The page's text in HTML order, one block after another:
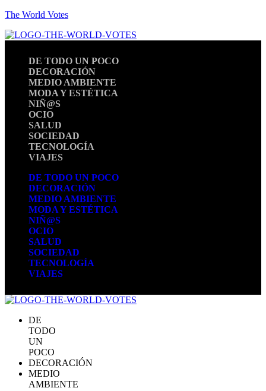
The World Votes
DE TODO UN POCO
DECORACIÓN
MEDIO AMBIENTE
MODA Y ESTÉTICA
NIÑ@S
OCIO
SALUD
SOCIEDAD
TECNOLOGÍA
VIAJES
DE TODO UN POCO
DECORACIÓN
MEDIO AMBIENTE
MODA Y ESTÉTICA
NIÑ@S
OCIO
SALUD
SOCIEDAD
TECNOLOGÍA
VIAJES
DE
TODO
UN
POCO
DECORACIÓN
MEDIO
AMBIENTE